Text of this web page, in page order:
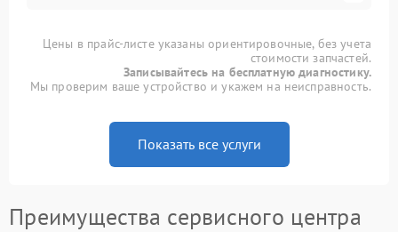
Цены в прайс-листе указаны ориентировочные, без учета
стоимости запчастей.
Записывайтесь на бесплатную диагностику.
Мы проверим ваше устройство и укажем на неисправность.
Показать все услуги
Преимущества сервисного центра